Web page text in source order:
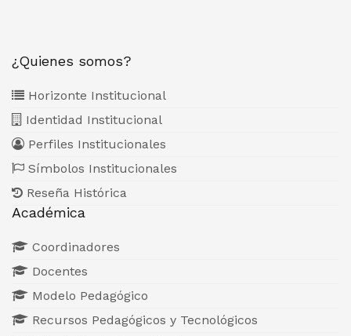
¿Quienes somos?
Horizonte Institucional
Identidad Institucional
Perfiles Institucionales
Símbolos Institucionales
Reseña Histórica
Académica
Coordinadores
Docentes
Modelo Pedagógico
Recursos Pedagógicos y Tecnológicos